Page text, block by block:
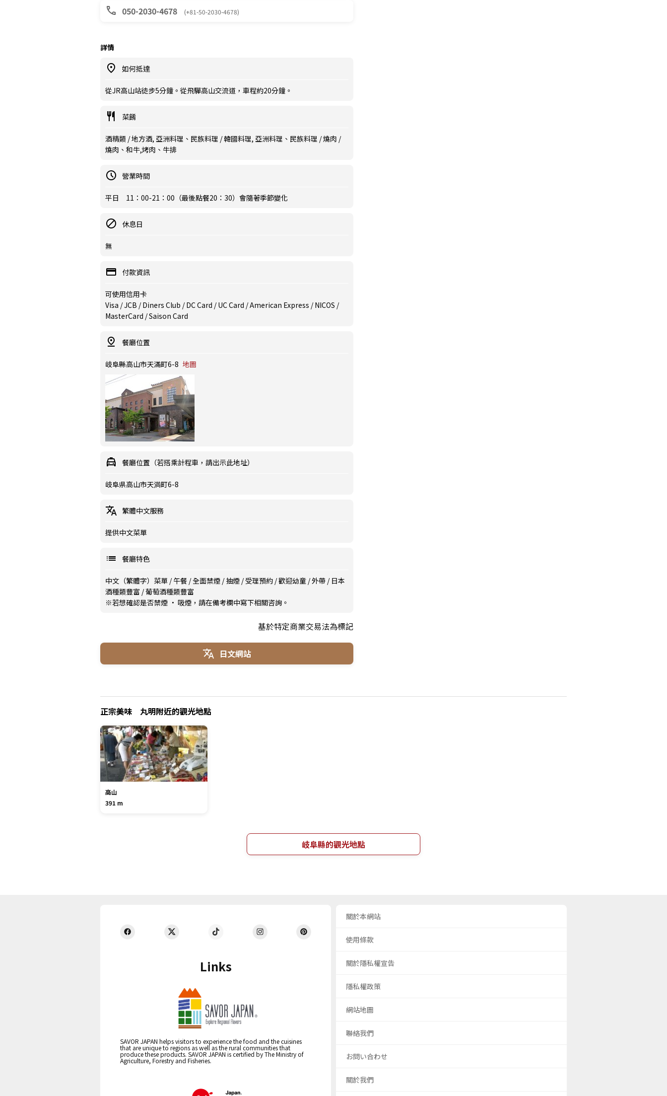
050-2030-4678 (+81-50-2030-4678)
詳情
如何抵達
從JR高山站徒步5分鐘。從飛驒高山交流道，車程約20分鐘。
菜餚
酒精類 / 地方酒, 亞洲料理、民族料理 / 韓國料理, 亞洲料理、民族料理 / 燒肉 /
燒肉、和牛,烤肉、牛排
營業時間
平日 11：00-21：00（最後點餐20：30）會隨著季節變化
休息日
無
付款資訊
可使用信用卡
Visa / JCB / Diners Club / DC Card / UC Card / American Express / NICOS /
MasterCard / Saison Card
餐廳位置
岐阜縣高山市天滿町6-8 地圖
餐廳位置（若搭乘計程車，請出示此地址）
岐阜県高山市天満町6-8
繁體中文服務
提供中文菜單
餐廳特色
中文（繁體字）菜單 /午餐 /全面禁煙 /抽煙 /受理預約 /歡迎幼童 /外帶 / 日本
酒種類豐富 /葡萄酒種類豐富
※若想確認是否禁煙 · 吸煙，請在備考欄中寫下相關咨詢。
基於特定商業交易法為標記
日文網站
正宗美味 丸明附近的觀光地點
高山
391 m
岐阜縣的觀光地點
Links
SAVOR JAPAN helps visitors to experience the food and the cuisines
that are unique to regions as well as the rural communities that
produce these products. SAVOR JAPAN is certified by The Ministry of
Agriculture, Forestry and Fisheries.
關於本網站
使用條款
關於隱私權宣告
隱私權政策
網站地圖
聯絡我們
お問い合わせ
關於我們